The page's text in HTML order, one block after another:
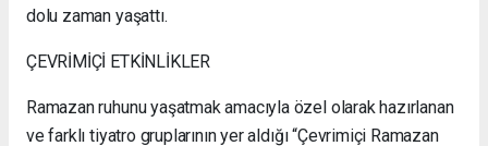
dolu zaman yaşattı.
ÇEVRİMİÇİ ETKİNLİKLER
Ramazan ruhunu yaşatmak amacıyla özel olarak hazırlanan
ve farklı tiyatro gruplarının yer aldığı “Çevrimiçi Ramazan